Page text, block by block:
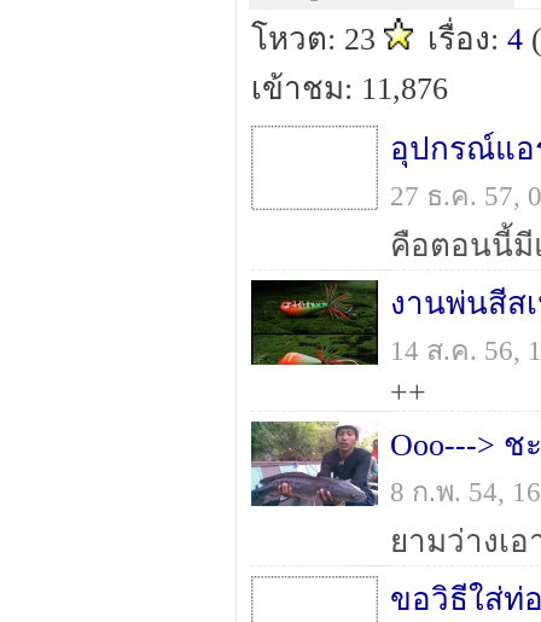
โหวต: 23 เรื่อง:4
เข้าชม: 11,876
27 ธ.ค. 57,
งานพ่นสีส
14 ส.ค. 56,
++
Ooo---> ช
8 ก.พ. 54,
ยามว่างเ
ขอวิธีใส่ท่